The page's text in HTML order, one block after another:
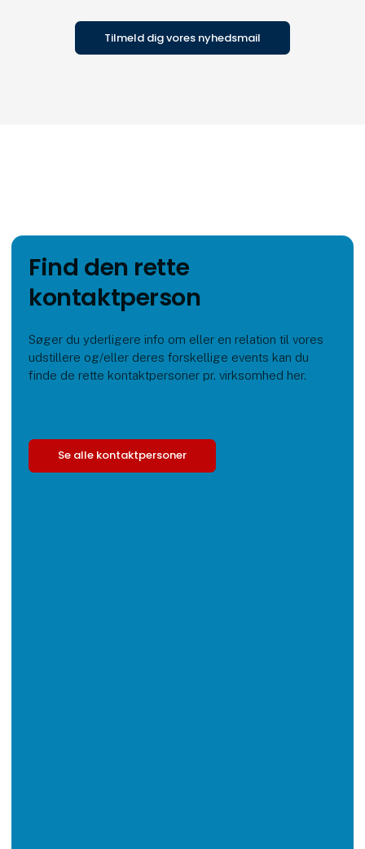
Tilmeld dig vores nyhedsmail
Find den rette
kontaktperson
Søger du yderligere info om eller en relation til vores
udstillere og/eller deres forskellige events kan du
finde de rette kontaktpersoner pr. virksomhed her.
Se alle kontaktpersoner